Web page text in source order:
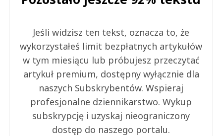
Jeśli widzisz ten tekst, oznacza to, że
wykorzystałeś limit bezpłatnych artykułów
w tym miesiącu lub próbujesz przeczytać
artykuł premium, dostępny wyłącznie dla
naszych Subskrybentów. Wspieraj
profesjonalne dziennikarstwo. Wykup
subskrypcję i uzyskaj nieograniczony
dostęp do naszego portalu.